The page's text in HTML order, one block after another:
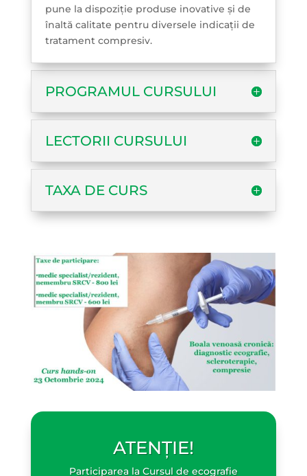
pune la dispoziție produse inovative și de
înaltă calitate pentru diversele indicații de
tratament compresiv.
PROGRAMUL CURSULUI
LECTORII CURSULUI
TAXA DE CURS
ATENȚIE!
Participarea la Cursul de ecografie